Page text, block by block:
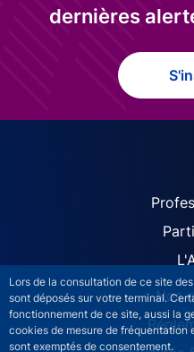
Lors de la consultation de ce site
sont déposés sur votre terminal.
fonctionnement de ce site, aussi la
cookies de mesure de fréquentation
sont exemptés de consentement.
dernières
ACPR site
Nos